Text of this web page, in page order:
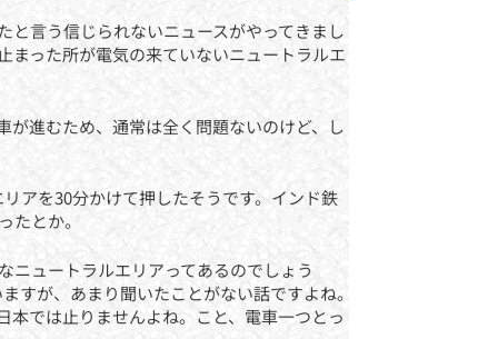
と言う信じられないニュースがやってきまし
まった所が電気の来ていないニュートラルエ
が進むため、通常は全く問題ないのけど、し
アを30分かけて押したそうです。インド鉄
たとか。
ニュートラルエリアってあるのでしょう
が、あまり聞いたことがない話ですよね。
では止りませんよね。こと、電車一つとっ